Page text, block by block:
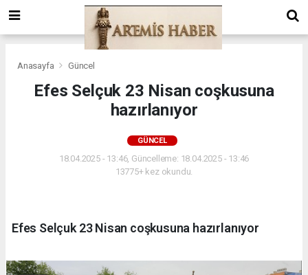
Anasayfa Güncel
Efes Selçuk 23 Nisan coşkusuna
hazırlanıyor
GÜNCEL
18.04.2025 - 13:46, Güncelleme: 18.04.2025 - 13:46
13775+ kez okundu.
Efes Selçuk 23 Nisan coşkusuna hazırlanıyor